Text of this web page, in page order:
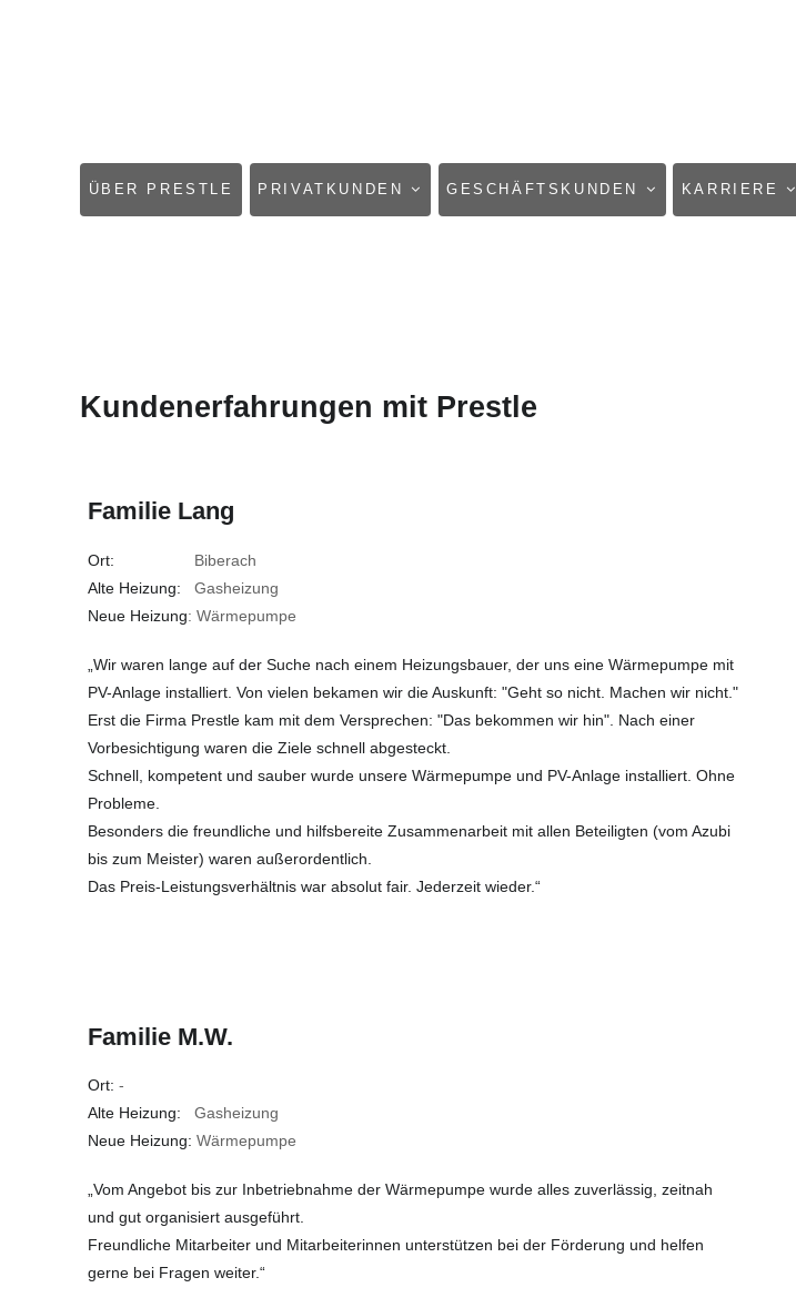
NAVIGATION
ÜBER PRESTLE PRIVATKUNDEN GESCHÄFTSKUNDEN KARRIERE
Kundenerfahrungen mit Prestle
Familie Lang
Ort: Biberach
Alte Heizung: Gasheizung
Neue Heizung: Wärmepumpe
„Wir waren lange auf der Suche nach einem Heizungsbauer, der uns eine Wärmepumpe mit
PV-Anlage installiert. Von vielen bekamen wir die Auskunft: "Geht so nicht. Machen wir nicht."
Erst die Firma Prestle kam mit dem Versprechen: "Das bekommen wir hin". Nach einer
Vorbesichtigung waren die Ziele schnell abgesteckt.
Schnell, kompetent und sauber wurde unsere Wärmepumpe und PV-Anlage installiert. Ohne
Probleme.
Besonders die freundliche und hilfsbereite Zusammenarbeit mit allen Beteiligten (vom Azubi
bis zum Meister) waren außerordentlich.
Das Preis-Leistungsverhältnis war absolut fair. Jederzeit wieder.“
Familie M.W.
Ort: -
Alte Heizung: Gasheizung
Neue Heizung: Wärmepumpe
„Vom Angebot bis zur Inbetriebnahme der Wärmepumpe wurde alles zuverlässig, zeitnah
und gut organisiert ausgeführt.
Freundliche Mitarbeiter und Mitarbeiterinnen unterstützen bei der Förderung und helfen
gerne bei Fragen weiter.“